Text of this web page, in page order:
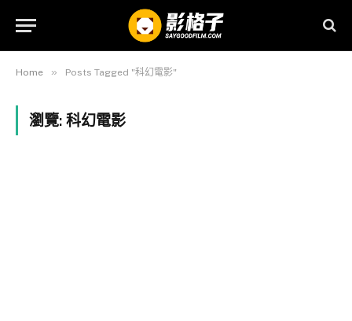
Home » Posts Tagged "科幻電影"
瀏覽: 科幻電影